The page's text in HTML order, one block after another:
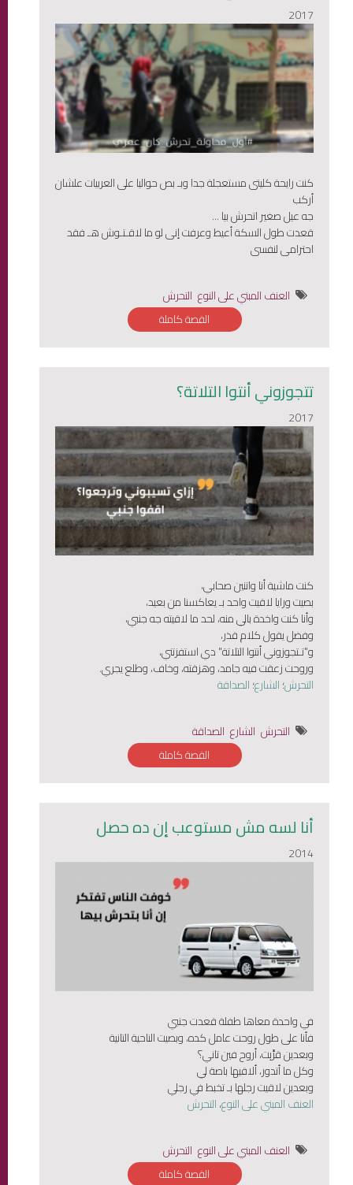
2017
كنت رايحة كليتى مستعجلة جدا وبـ بص حواليا على العربيات علشان
أركب
جه عيل صغير اتحرش بيا ...
قعدت طول السكة أعيط وعرفت إنى لو ما لاقـتـوش هـ فقد
احترامى لنفسى
العنف المبني على النوع التحرش
القصة كاملة
تتجوزوني أنتوا التلاتة؟
2017
كنت ماشية أنا واتنين صحابي،
بصيت ورايا لاقيت واحد بـ يعاكسنا من بعيد،
وأنا كنت واخدة بالي منه، لحد ما لاقيته جه جنبي،
وفضل يقول كلام قذر،
و"تـتجوزوني أنتوا التلاتة" دي استفزتني،
وروحت زعقت فيه جامد، وهزقته، وخاف، وطلع يجري.
التحرش؛الشارع؛الصداقة
التحرش الشارع الصداقة
القصة كاملة
أنا لسه مش مستوعب إن ده حصل
2014
في واحدة معاها طفلة قعدت جنبي
فأنا على طول روحت عامل كده، وبصيت الناحية التانية
وبعدين قرَّبِت، أروح فين تاني؟
وكل ما أتدور، ألاقيها باصة لي
وبعدين لاقيت رجلها بـ تخبط في رجلي
العنف المبني على النوع،التحرش
العنف المبني على النوع التحرش
القصة كاملة